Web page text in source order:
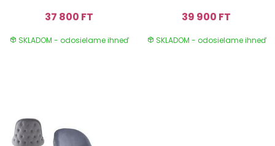
37 800 FT
SKLADOM - odosielame ihneď
39 900 FT
SKLADOM - odosielame ihneď